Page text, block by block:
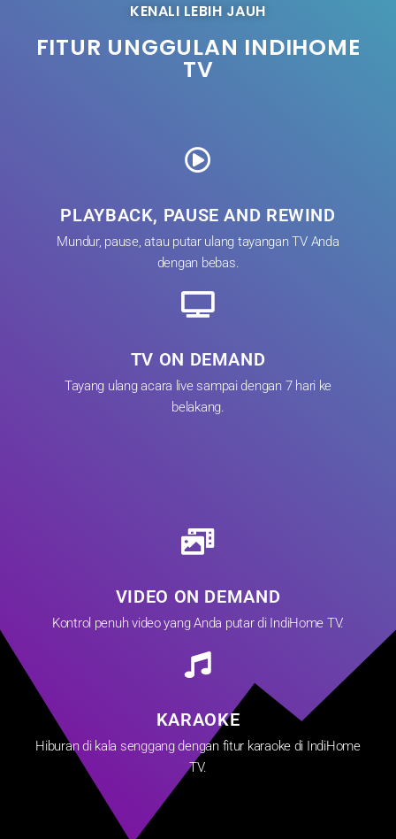
KENALI LEBIH JAUH
FITUR UNGGULAN INDIHOME
TV
PLAYBACK, PAUSE AND REWIND
Mundur, pause, atau putar ulang tayangan TV Anda
dengan bebas.
TV ON DEMAND
Tayang ulang acara live sampai dengan 7 hari ke
belakang.
VIDEO ON DEMAND
Kontrol penuh video yang Anda putar di IndiHome TV.
KARAOKE
Hiburan di kala senggang dengan fitur karaoke di IndiHome
TV.